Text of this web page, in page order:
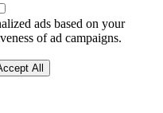
ads based on your
of ad campaigns.
All